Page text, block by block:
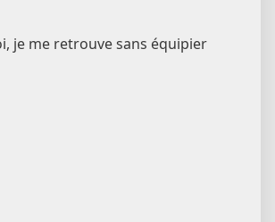
je me retrouve sans équipier